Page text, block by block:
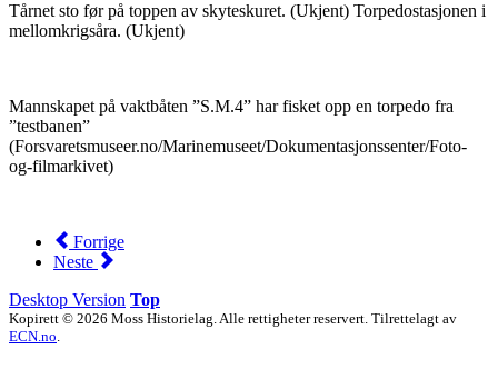
Tårnet sto før på toppen av skyteskuret. (Ukjent) Torpedostasjonen i
mellomkrigsåra. (Ukjent)
Mannskapet på vaktbåten ”S.M.4” har fisket opp en torpedo fra
”testbanen”
(Forsvaretsmuseer.no/Marinemuseet/Dokumentasjonssenter/Foto-
og-filmarkivet)
Forrige
Neste
Desktop Version Top
Kopirett © 2026 Moss Historielag. Alle rettigheter reservert. Tilrettelagt av
ECN.no.